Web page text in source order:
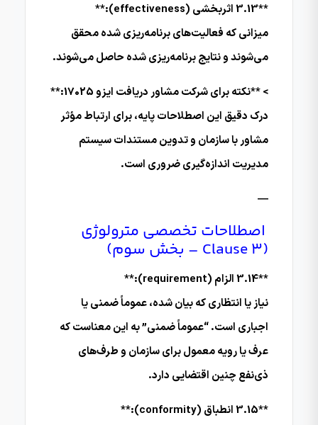
**3.13 اثربخشی (effectiveness):**
میزانی که فعالیت‌های برنامه‌ریزی شده محقق
می‌شوند و نتایج برنامه‌ریزی شده حاصل می‌شوند.
> **نکته برای شرکت مشاور دریافت ایزو 17025:**
درک دقیق این اصطلاحات پایه، برای ارتباط مؤثر
مشاور با سازمان و تدوین مستندات سیستم
مدیریت اندازه‌گیری ضروری است.
—
اصطلاحات تخصصی مترولوژی
(Clause 3 – بخش سوم)
**3.14 الزام (requirement):**
نیاز یا انتظاری که بیان شده، عموماً ضمنی یا
اجباری است. “عموماً ضمنی” به این معناست که
عرف یا رویه معمول برای سازمان و طرف‌های
ذی‌نفع چنین اقتضایی دارد.
**3.15 انطباق (conformity):**